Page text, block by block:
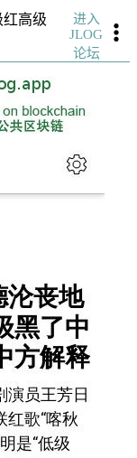
高级
进入
JLOG
论坛